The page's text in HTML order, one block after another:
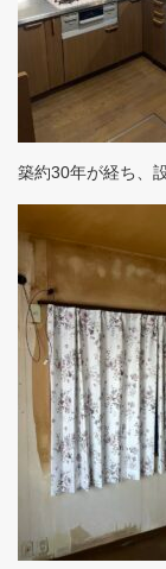
築約30年が経ち、